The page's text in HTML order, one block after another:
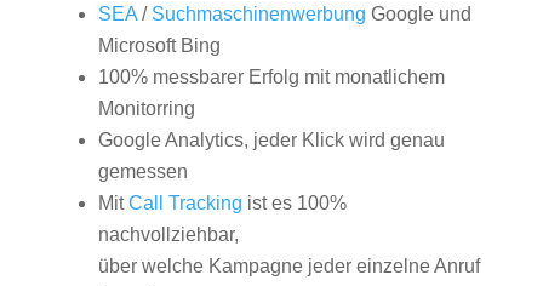
SEA/ Suchmaschinenwerbung Google und
Microsoft Bing
100% messbarer Erfolg mit monatlichem
Monitorring
Google Analytics, jeder Klick wird genau
gemessen
MitCall Tracking ist es 100%
nachvollziehbar,
über welche Kampagne jeder einzelne Anruf